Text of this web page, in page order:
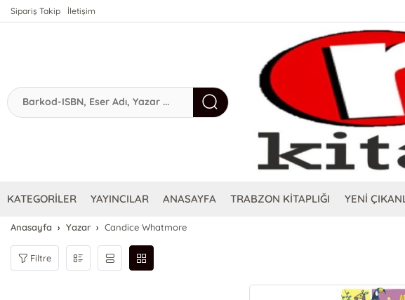
Sipariş Takip İletişim
KATEGORİLER YAYINCILAR ANASAYFA TRABZON KİTAPLIĞI YENİ
Anasayfa Yazar Candice Whatmore
Filtre